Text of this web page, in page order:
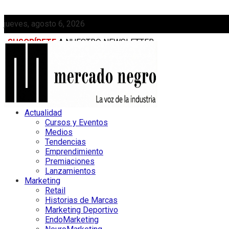
jueves, agosto 6, 2026
SUSCRÍBETE A NUESTRO NEWSLETTER
MEDIAKIT
Actualidad
Cursos y Eventos
Medios
Tendencias
Emprendimiento
Premiaciones
Lanzamientos
Marketing
Retail
Historias de Marcas
Marketing Deportivo
EndoMarketing